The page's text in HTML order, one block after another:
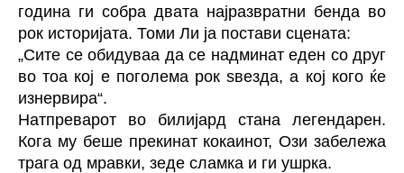
година ги собра двата најразвратни бенда во
рок историјата. Томи Ли ја постави сцената:
„Сите се обидуваа да се надминат еден со друг
во тоа кој е поголема рок ѕвезда, а кој кого ќе
изнервира“.
Натпреварот во билијард стана легендарен.
Кога му беше прекинат кокаинот, Ози забележа
трага од мравки, зеде сламка и ги ушрка.